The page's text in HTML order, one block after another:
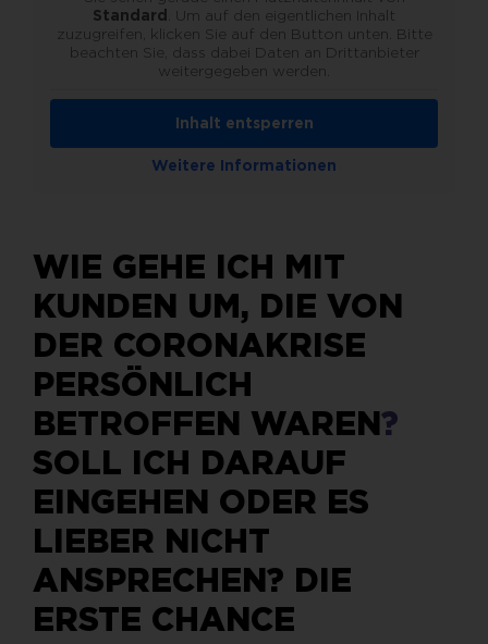
Standard . Um auf den eigentlichen Inhalt
zuzugreifen, klicken Sie auf den Button unten. Bitte
beachten Sie, dass dabei Daten an Drittanbieter
weitergegeben werden.
Inhalt entsperren
Weitere Informationen
WIE GEHE ICH MIT
KUNDEN UM, DIE VON
DER CORONAKRISE
PERSÖNLICH
BETROFFEN WAREN?
SOLL ICH DARAUF
EINGEHEN ODER ES
LIEBER NICHT
ANSPRECHEN? DIE
ERSTE CHANCE